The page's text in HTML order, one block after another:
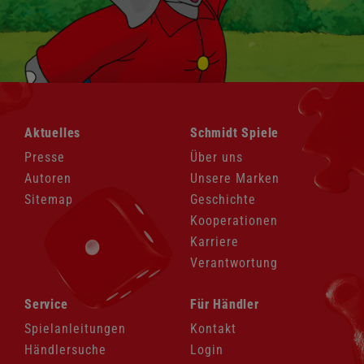
überspringen
Aktuelles
Presse
Autoren
Sitemap
Navigation
überspringen
Schmidt Spiele
Über uns
Unsere Marken
Geschichte
Kooperationen
Karriere
Verantwortung
Navigation
überspringen
Service
Spielanleitungen
Händlersuche
Navigation
überspringen
Für Händler
Kontakt
Login